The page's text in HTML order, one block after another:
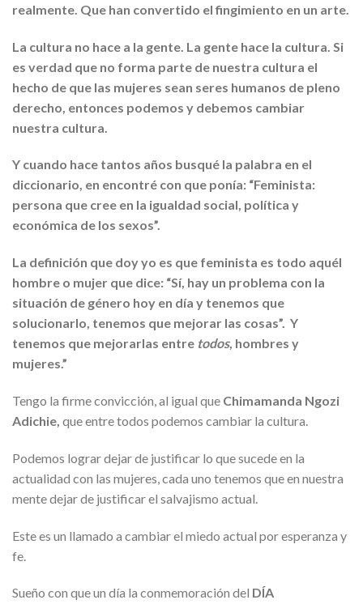
realmente. Que han convertido el fingimiento en un arte.
La cultura no hace a la gente. La gente hace la cultura. Si
es verdad que no forma parte de nuestra cultura el
hecho de que las mujeres sean seres humanos de pleno
derecho, entonces podemos y debemos cambiar
nuestra cultura.
Y cuando hace tantos años busqué la palabra en el
diccionario, en encontré con que ponía: “Feminista:
persona que cree en la igualdad social, política y
económica de los sexos”.
La definición que doy yo es que feminista es todo aquél
hombre o mujer que dice: “Sí, hay un problema con la
situación de género hoy en día y tenemos que
solucionarlo, tenemos que mejorar las cosas”. Y
tenemos que mejorarlas entre todos, hombres y
mujeres.”
Tengo la firme convicción, al igual que Chimamanda Ngozi
Adichie, que entre todos podemos cambiar la cultura.
Podemos lograr dejar de justificar lo que sucede en la
actualidad con las mujeres, cada uno tenemos que en nuestra
mente dejar de justificar el salvajismo actual.
Este es un llamado a cambiar el miedo actual por esperanza y
fe.
Sueño con que un día la conmemoración del DÍA